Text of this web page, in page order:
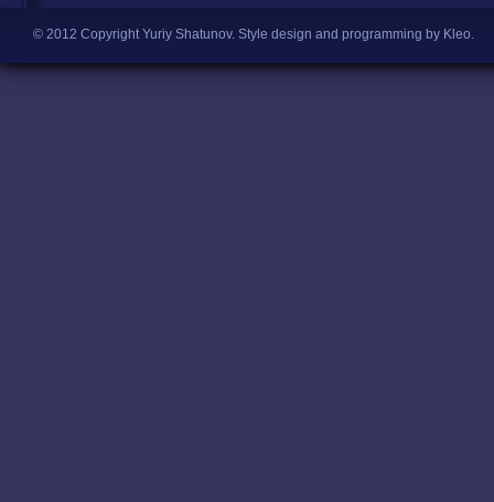
© 2012 Copyright Yuriy Shatunov. Style design and programming by Kleo.